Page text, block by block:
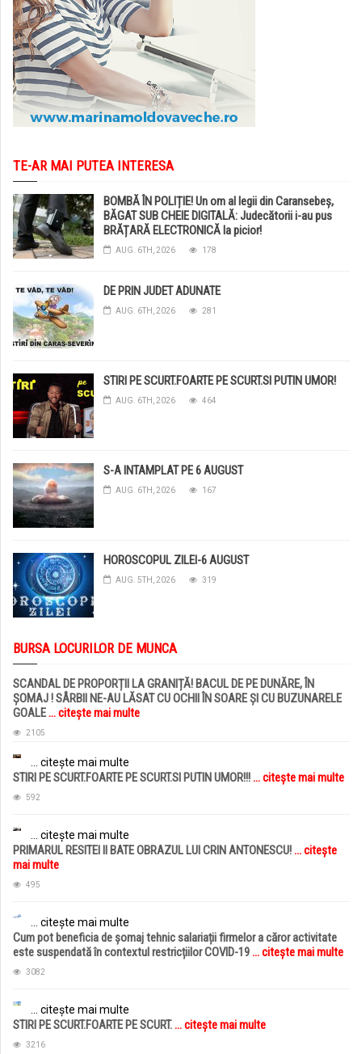
TE-AR MAI PUTEA INTERESA
BOMBĂ ÎN POLIȚIE! Un om al legii din Caransebeș,
BĂGAT SUB CHEIE DIGITALĂ: Judecătorii i-au pus
BRĂȚARĂ ELECTRONICĂ la picior!
AUG. 6TH, 2026 178
DE PRIN JUDET ADUNATE
AUG. 6TH, 2026 281
STIRI PE SCURT.FOARTE PE SCURT.SI PUTIN UMOR!
AUG. 6TH, 2026 464
S-A INTAMPLAT PE 6 AUGUST
AUG. 6TH, 2026 167
HOROSCOPUL ZILEI-6 AUGUST
AUG. 5TH, 2026 319
BURSA LOCURILOR DE MUNCA
SCANDAL DE PROPORȚII LA GRANIȚĂ! BACUL DE PE DUNĂRE, ÎN
ȘOMAJ ! SÂRBII NE-AU LĂSAT CU OCHII ÎN SOARE ȘI CU BUZUNARELE
GOALE... citește mai multe
2105
... citește mai multe
STIRI PE SCURT.FOARTE PE SCURT.SI PUTIN UMOR!!!... citește mai multe
592
... citește mai multe
PRIMARUL RESITEI II BATE OBRAZUL LUI CRIN ANTONESCU!... citește
mai multe
495
... citește mai multe
Cum pot beneficia de șomaj tehnic salariații firmelor a căror activitate
este suspendată în contextul restricțiilor COVID-19... citește mai multe
3082
... citește mai multe
STIRI PE SCURT.FOARTE PE SCURT.... citește mai multe
3216